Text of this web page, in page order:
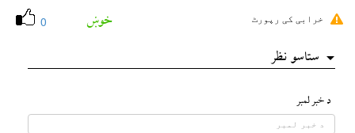
0 خوښ خرابی کی رپورٹ
ستاسو نظر
د خبر لمبر